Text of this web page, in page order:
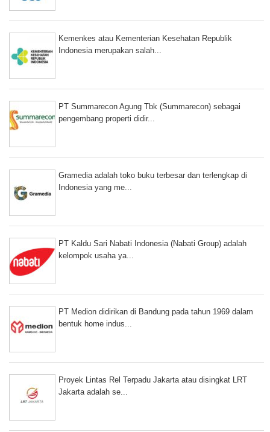
Kemenkes atau Kementerian Kesehatan Republik
Indonesia merupakan salah...
PT Summarecon Agung Tbk (Summarecon) sebagai
pengembang properti didir...
Gramedia adalah toko buku terbesar dan terlengkap di
Indonesia yang me...
PT Kaldu Sari Nabati Indonesia (Nabati Group) adalah
kelompok usaha ya...
PT Medion didirikan di Bandung pada tahun 1969 dalam
bentuk home indus...
Proyek Lintas Rel Terpadu Jakarta atau disingkat LRT
Jakarta adalah se...